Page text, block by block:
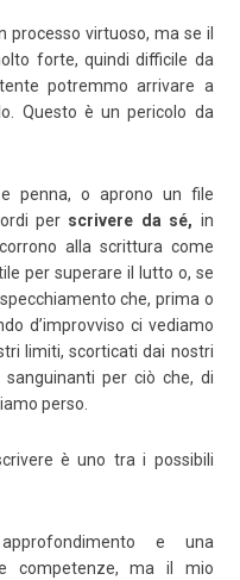
virtuoso, ma se il
forte, quindi difficile da
potremmo arrivare a
Questo è un pericolo da
penna, o aprono un file
per scrivere da sé, in
alla scrittura come
per superare il lutto o, se
che, prima o
d’improvviso ci vediamo
limiti, scorticati dai nostri
per ciò che, di
perso.
è uno tra i possibili
e una
competenze, ma il mio